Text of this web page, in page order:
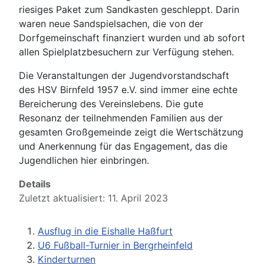
riesiges Paket zum Sandkasten geschleppt. Darin
waren neue Sandspielsachen, die von der
Dorfgemeinschaft finanziert wurden und ab sofort
allen Spielplatzbesuchern zur Verfügung stehen.
Die Veranstaltungen der Jugendvorstandschaft
des HSV Birnfeld 1957 e.V. sind immer eine echte
Bereicherung des Vereinslebens. Die gute
Resonanz der teilnehmenden Familien aus der
gesamten Großgemeinde zeigt die Wertschätzung
und Anerkennung für das Engagement, das die
Jugendlichen hier einbringen.
Details
Zuletzt aktualisiert: 11. April 2023
Ausflug in die Eishalle Haßfurt
U6 Fußball-Turnier in Bergrheinfeld
Kinderturnen